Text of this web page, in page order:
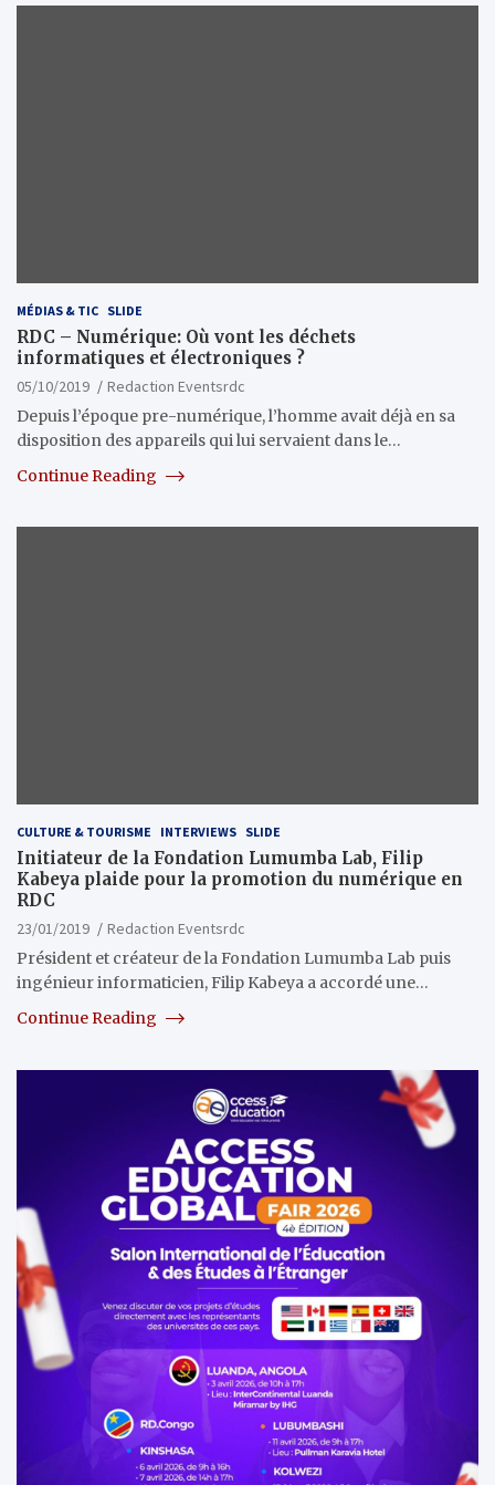
MÉDIAS & TIC SLIDE
RDC – Numérique: Où vont les déchets
informatiques et électroniques ?
05/10/2019
Redaction Eventsrdc
Depuis l’époque pre-numérique, l’homme avait déjà en sa
disposition des appareils qui lui servaient dans le…
Continue Reading
CULTURE & TOURISME INTERVIEWS SLIDE
Initiateur de la Fondation Lumumba Lab, Filip
Kabeya plaide pour la promotion du numérique en
RDC
23/01/2019
Redaction Eventsrdc
Président et créateur de la Fondation Lumumba Lab puis
ingénieur informaticien, Filip Kabeya a accordé une…
Continue Reading